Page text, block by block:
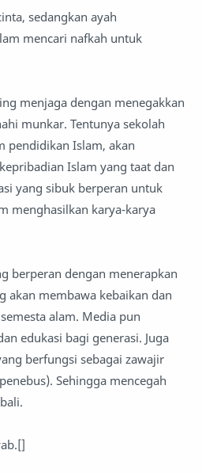
sedangkan ayah
mencari nafkah untuk
menjaga dengan menegakkan
munkar. Tentunya sekolah
pendidikan Islam, akan
Islam yang taat dan
yang sibuk berperan untuk
menghasilkan karya-karya
berperan dengan menerapkan
akan membawa kebaikan dan
alam. Media pun
edukasi bagi generasi. Juga
berfungsi sebagai zawajir
Sehingga mencegah